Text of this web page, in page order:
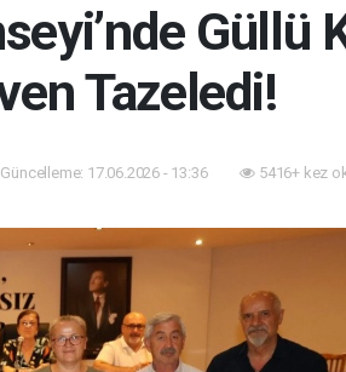
Güllü
Tazeledi!
17.06.2026 - 13:36 5416+ kez